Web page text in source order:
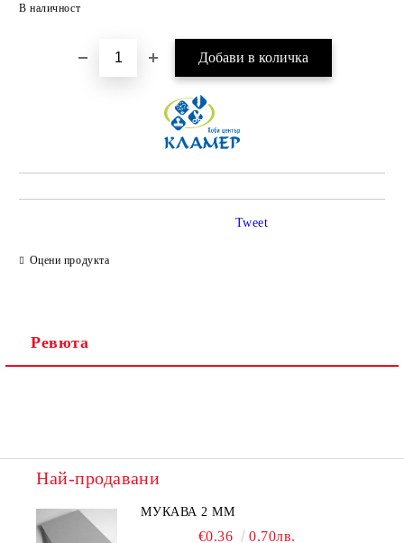
В наличност
Оцени продукта
Tweet
Ревюта
Най-продавани
МУКАВА 2 ММ
€0.36 0.70лв.